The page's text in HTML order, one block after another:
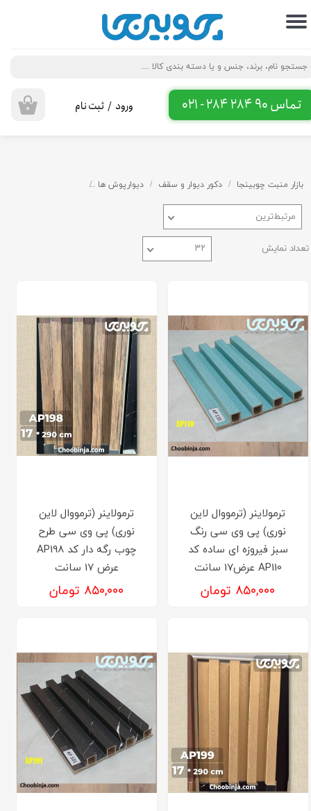
تماس 90 284 284 - 021 ۰ ورود / ثبت نام
حساب کاربری من
تغییر گذر واژه
سفارشات
خروج از حساب کاربری
بازار منبت چوبینجا دکور دیوار و سقف دیوارپوش ها
مرتبط‌ترین
تعداد نمایش ۳۲
ترمولاینر (ترمووال لاین
نوری) پی وی سی رنگ
سبز فیروزه ای ساده کد
AP110 عرض17 سانت
۸۵۰,۰۰۰ تومان
ترمولاینر (ترمووال لاین
نوری) پی وی سی طرح
چوب رگه دار کد AP198
عرض 17 سانت
۸۵۰,۰۰۰ تومان